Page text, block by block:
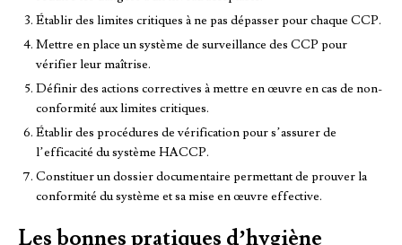
Établir des limites critiques à ne pas dépasser pour chaque CCP.
Mettre en place un système de surveillance des CCP pour
vérifier leur maîtrise.
Définir des actions correctives à mettre en œuvre en cas de non-
conformité aux limites critiques.
Établir des procédures de vérification pour s’assurer de
l’efficacité du système HACCP.
Constituer un dossier documentaire permettant de prouver la
conformité du système et sa mise en œuvre effective.
Les bonnes pratiques d’hygiène